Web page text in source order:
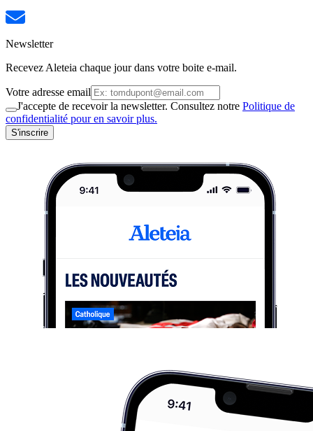
Newsletter
Recevez Aleteia chaque jour dans votre boite e-mail.
Votre adresse email
J'accepte de recevoir la newsletter. Consultez notre Politique de
confidentialité pour en savoir plus.
S'inscrire